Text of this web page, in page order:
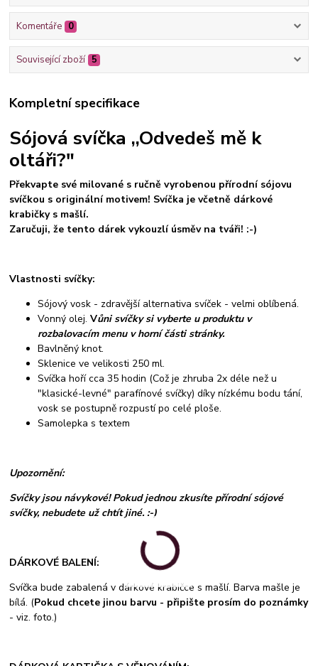
Komentáře 0
Související zboží 5
Kompletní specifikace
Sójová svíčka ,,Odvedeš mě k
oltáři?"
Překvapte své milované s ručně vyrobenou přírodní sójovu
svíčkou s originální motivem! Svíčka je včetně dárkové
krabičky s mašlí.
Zaručuji, že tento dárek vykouzlí úsměv na tváři! :-)
Vlastnosti svíčky:
Sójový vosk - zdravější alternativa svíček - velmi oblíbená.
Vonný olej.Vůni svíčky si vyberte u produktu v
rozbalovacím menu v horní části stránky.
Bavlněný knot.
Sklenice ve velikosti 250 ml.
Svíčka hoří cca 35 hodin (Což je zhruba 2x déle než u
"klasické-levné" parafínové svíčky) díky nízkému bodu tání,
vosk se postupně rozpustí po celé ploše.
Samolepka s textem
Upozornění:
Svíčky jsou návykové! Pokud jednou zkusíte přírodní sójové
svíčky, nebudete už chtít jiné. :-)
DÁRKOVÉ BALENÍ:
Svíčka bude zabalená v dárkové krabičce s mašlí. Barva mašle je
bílá. (Pokud chcete jinou barvu - připište prosím do poznámky
- viz. foto.)